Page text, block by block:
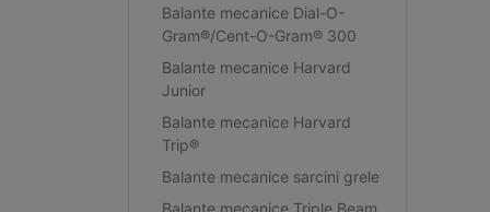
Balante mecanice Dial-O-
Gram®/Cent-O-Gram® 300
Balante mecanice Harvard
Junior
Balante mecanice Harvard
Trip®
Balante mecanice sarcini grele
Balante mecanice Triple Beam